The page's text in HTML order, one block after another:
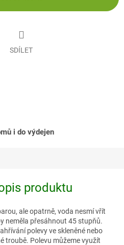
SDÍLET
i do výdejen
produktu
ale opatrně, voda nesmí vřít
neměla přesáhnout 45 stupňů.
polevy ve skleněné nebo
troubě. Polevu můžeme využít